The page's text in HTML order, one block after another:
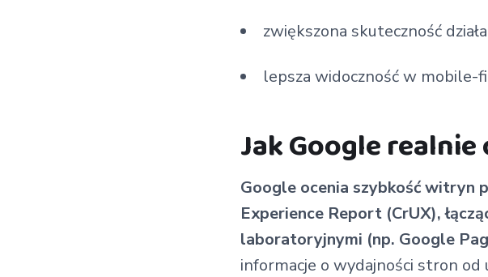
zwiększona skuteczność
lepsza widoczność w mobile-
Jak Google
Google ocenia szybkość witryn
Experience Report (CrUX),
laboratoryjnymi (np. Google
informacje o wydajności stron